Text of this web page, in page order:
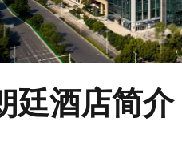
廷酒店简介